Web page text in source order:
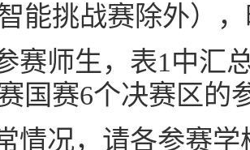
能挑战赛除外）
赛师生，表1中汇
国赛6个决赛区的
情况，请各参赛